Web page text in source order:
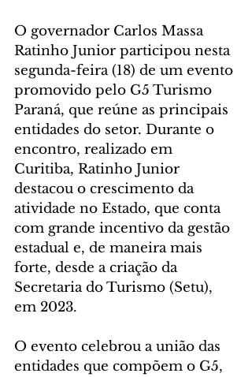
O governador Carlos Massa
Ratinho Junior participou nesta
segunda-feira (18) de um evento
promovido pelo G5 Turismo
Paraná, que reúne as principais
entidades do setor. Durante o
encontro, realizado em
Curitiba, Ratinho Junior
destacou o crescimento da
atividade no Estado, que conta
com grande incentivo da gestão
estadual e, de maneira mais
forte, desde a criação da
Secretaria do Turismo (Setu),
em 2023.
O evento celebrou a união das
entidades que compõem o G5,